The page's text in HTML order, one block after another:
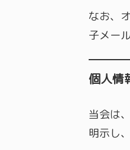
なお、
子メー
個人情
当会は
明示し